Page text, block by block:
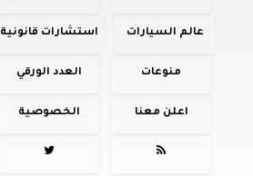
عالم السيارات استشارات قانونية
منوعات العدد الورقي
اعلن معنا الخصوصية

